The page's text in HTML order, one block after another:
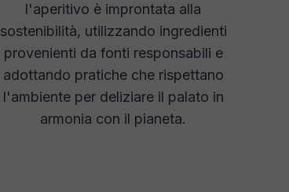
l'aperitivo è improntata alla
sostenibilità, utilizzando ingredienti
provenienti da fonti responsabili e
adottando pratiche che rispettano
l'ambiente per deliziare il palato in
armonia con il pianeta.